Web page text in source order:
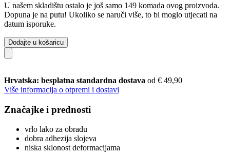
U našem skladištu ostalo je još samo 149 komada ovog proizvoda.
Dopuna je na putu! Ukoliko se naruči više, to bi moglo utjecati na
datum isporuke.
Dodajte u košaricu
Hrvatska: besplatna standardna dostava od € 49,90
Više informacija o otpremi i dostavi
Značajke i prednosti
vrlo lako za obradu
dobra adhezija slojeva
niska sklonost deformacijama